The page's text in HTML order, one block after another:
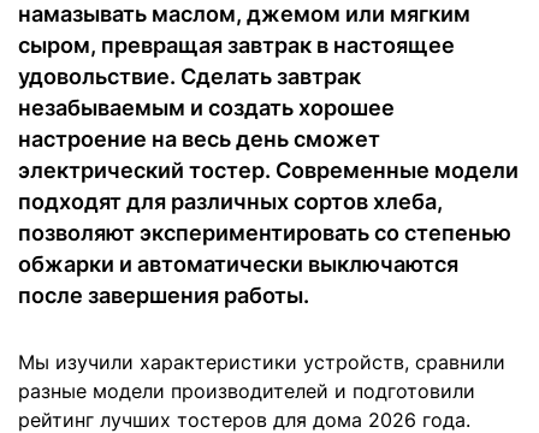
намазывать маслом, джемом или мягким
сыром, превращая завтрак в настоящее
удовольствие. Сделать завтрак
незабываемым и создать хорошее
настроение на весь день сможет
электрический тостер. Современные модели
подходят для различных сортов хлеба,
позволяют экспериментировать со степенью
обжарки и автоматически выключаются
после завершения работы.
Мы изучили характеристики устройств, сравнили
разные модели производителей и подготовили
рейтинг лучших тостеров для дома 2026 года.